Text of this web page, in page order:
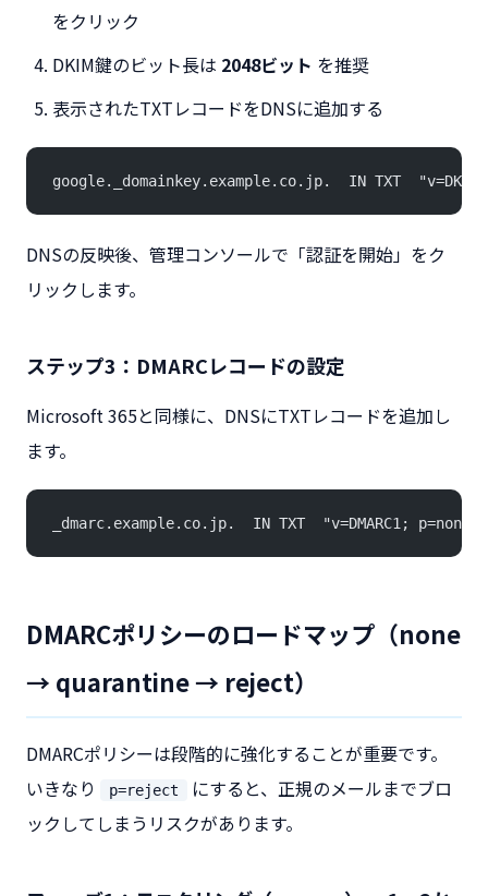
をクリック
DKIM鍵のビット長は 2048ビット を推奨
表示されたTXTレコードをDNSに追加する
google._domainkey.example.co.jp.  IN TXT
DNSの反映後、管理コンソールで「認証を開始」をク
リックします。
ステップ3：DMARCレコードの設定
Microsoft 365と同様に、DNSにTXTレコードを追加し
ます。
_dmarc.example.co.jp.  IN TXT  "v=DMARC1;
DMARCポリシーのロードマップ（none
→ quarantine → reject）
DMARCポリシーは段階的に強化することが重要です。
いきなり
p=reject
にすると、正規のメールまでブロ
ックしてしまうリスクがあります。